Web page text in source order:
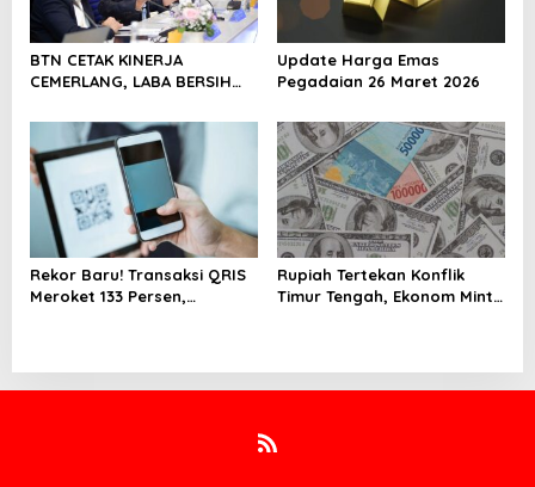
BTN CETAK KINERJA
CEMERLANG, LABA BERSIH
40,8% DAN NPL TURUN JADI
2,99%
Update Harga Emas
Pegadaian 26 Maret 2026
Rekor Baru! Transaksi QRIS
Meroket 133 Persen,
Rupiah Tertekan Konflik
Timur Tengah, Ekonom Minta